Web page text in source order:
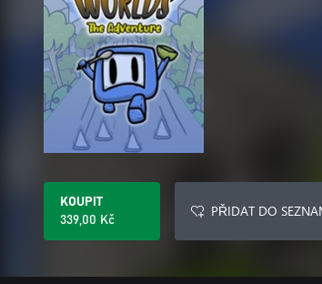
KOUPIT
339,00 Kč
PŘIDAT DO